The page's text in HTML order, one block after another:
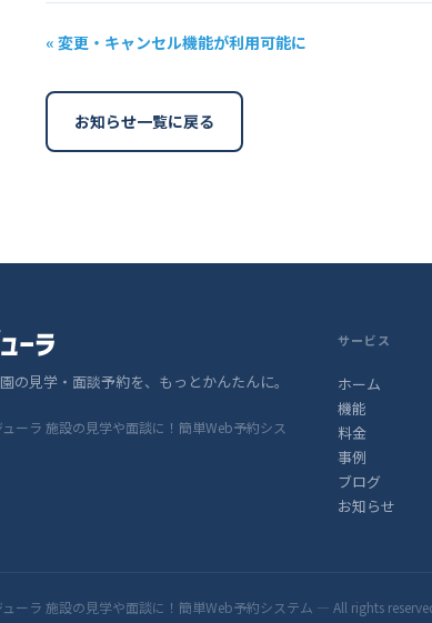
« 変更・キャンセル機能が利用可能に
お知らせ一覧に戻る
の見学・面談予約を、もっとかんたんに。
ーラ 施設の見学や面談に！簡単Web予約シス
サービス
ホーム
機能
料金
事例
ブログ
お知らせ
ーラ 施設の見学や面談に！簡単Web予約システム — All rights